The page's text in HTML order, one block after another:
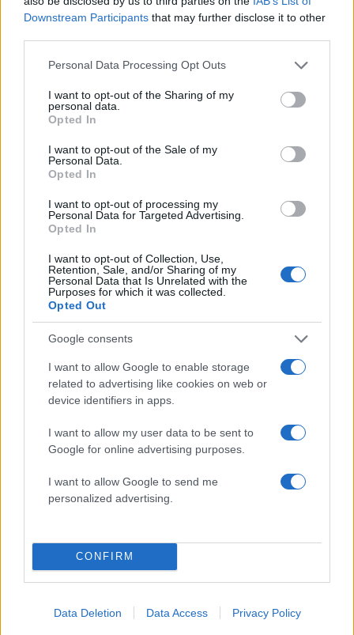
Downstream Participants that may further disclose it to other
Please note that this website/app uses one or more Google
not limited to your visit or usage behaviour. You may click to
grant or deny consent to Google and its third-party tags to
use your data for below specified purposes in below Google
consent section.
Personal Data Processing Opt Outs
I want to opt-out of the Sharing of my
personal data.
Opted In
I want to opt-out of the Sale of my
Personal Data.
Opted In
I want to opt-out of processing my
Personal Data for Targeted Advertising.
Opted In
I want to opt-out of Collection, Use,
Retention, Sale, and/or Sharing of my
Personal Data that Is Unrelated with the
Purposes for which it was collected.
Opted Out
Google consents
I want to allow Google to enable storage
related to advertising like cookies on web or
device identifiers in apps.
I want to allow my user data to be sent to
Google for online advertising purposes.
I want to allow Google to send me
personalized advertising.
CONFIRM
Data Deletion Data Access Privacy Policy
23:38 23.09.23
Μπενίν: 34 νεκροί από πυρκαγιά σε παράνομη
αποθήκη καυσίμων – Ανάμεσά τους 2 μωρά
Μπενίν: Δύο νεκροί από επίθεση τζιχαντιστών
05.07.19 19:15 03.05.19